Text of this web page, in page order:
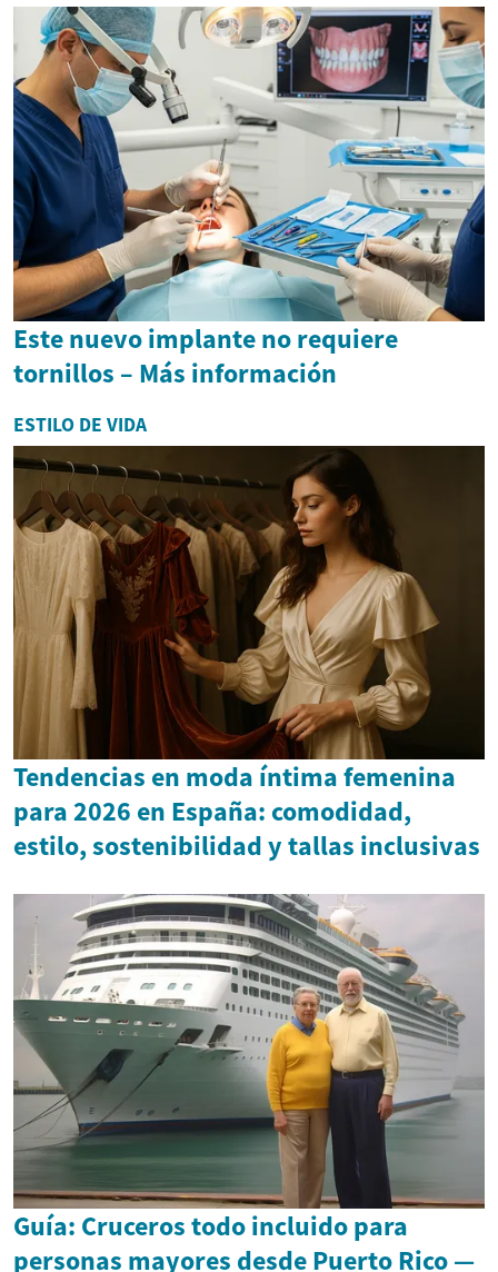
Este nuevo implante no requiere
tornillos – Más información
ESTILO DE VIDA
Tendencias en moda íntima femenina
para 2026 en España: comodidad,
estilo, sostenibilidad y tallas inclusivas
Guía: Cruceros todo incluido para
personas mayores desde Puerto Rico —